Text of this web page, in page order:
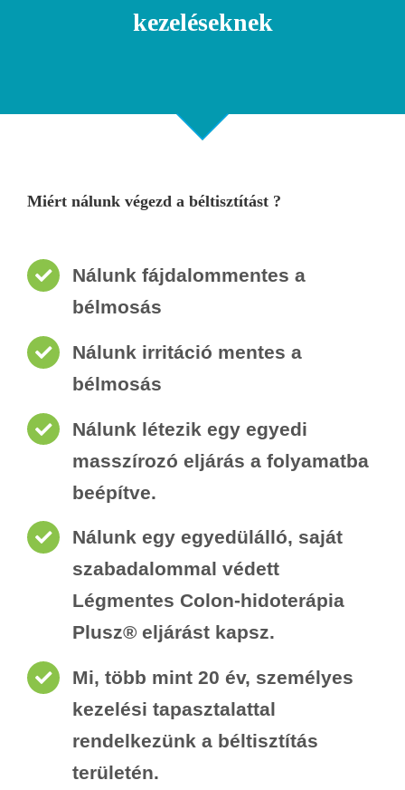
kezeléseknek
Miért nálunk végezd a béltisztítást ?
Nálunk fájdalommentes a
bélmosás
Nálunk irritáció mentes a
bélmosás
Nálunk létezik egy egyedi
masszírozó eljárás a folyamatba
beépítve.
Nálunk egy egyedülálló, saját
szabadalommal védett
Légmentes Colon-hidoterápia
Plusz® eljárást kapsz.
Mi, több mint 20 év, személyes
kezelési tapasztalattal
rendelkezünk a béltisztítás
területén.